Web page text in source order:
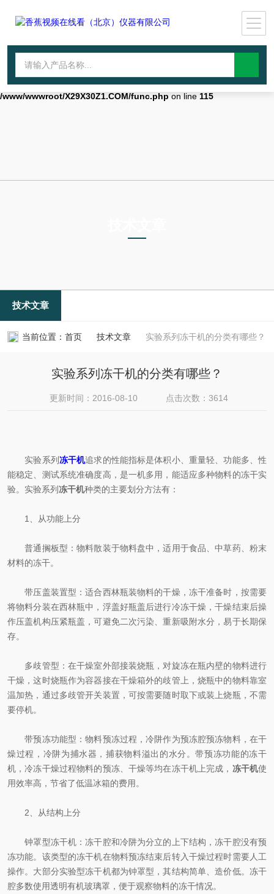
Warning: mkdir(): No space left on device in
file_put_contents(./cachefile_yuan/qhdybl.com/cache/31/84378/
failed to open stream: No such file or directory in
/www/wwwroot/X29X30Z1.COM/func.php on line 115
技术文章
当前位置： 首页 技术文章 实验系列冻干机的分类有哪些？
实验系列冻干机的分类有哪些？
更新时间：2016-08-10 点击次数：3614
实验系列冻干机追求的性能指标是体积小、重量轻、功能多、性
能稳定、测试系统准确度高，是一机多用，能适应多种物料的冻干实
验。实验系列冻干机种类的主要划分方法有：
1、从功能上分
普通搁板型：物料散装于物料盘中，适用于食品、中草药、粉末
材料的冻干。
带压盖装置型：适合西林瓶装物料的干燥，冻干准备时，按需要
将物料分装在西林瓶中，浮盖好瓶盖后进行冷冻干燥，干燥结束后操
作压盖机构压紧瓶盖，可避免二次污染、重新吸附水分，易于长期保
存。
多歧管型：在干燥室外部接装烧瓶，对旋冻在瓶内壁的物料进行
干燥，这时烧瓶作为容器接在干燥箱外的歧管上，烧瓶中的物料靠室
温加热，通过多歧管开关装置，可按需要随时取下或装上烧瓶，不需
要停机。
带预冻功能型：物料预冻过程，冷阱作为预冻腔预冻物料，在干
燥过程，冷阱为捕水器，捕获物料溢出的水分。带预冻功能的冻干
机，冷冻干燥过程物料的预冻、干燥等均在冻干机上完成， 冻干机使
用效率高，节省了低温冰箱的费用。
2、从结构上分
钟罩型冻干机：冻干腔和冷阱为分立的上下结构，冻干腔没有预
冻功能。该类型的冻干机在物料预冻结束后转入干燥过程时需要人工
操作。大部分实验型冻干机都为钟罩型，其结构简单、造价低。冻干
腔多数使用透明有机玻璃罩，便于观察物料的冻干情况。